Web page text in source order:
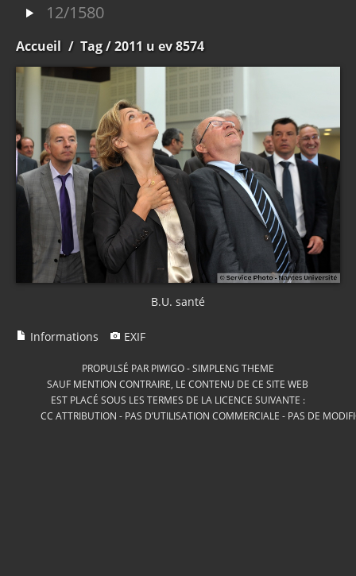
12/1580
Accueil / Tag/ 2011 u ev 8574
B.U. santé
Informations EXIF
PROPULSÉ PAR PIWIGO-SIMPLENG THEME
SAUF MENTION CONTRAIRE, LE CONTENU DE CE SITE WEB
EST PLACÉ SOUS LES TERMES DE LA LICENCE SUIVANTE :
CC ATTRIBUTION - PAS D’UTILISATION COMMERCIALE - PAS DE